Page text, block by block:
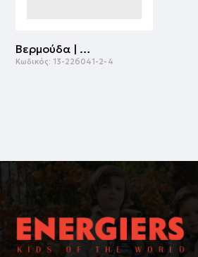
Βερμούδα | ΜΑΡΕΝ
Κωδικός: 13-226041-2-4